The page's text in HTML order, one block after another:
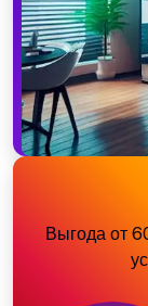
Выгода от